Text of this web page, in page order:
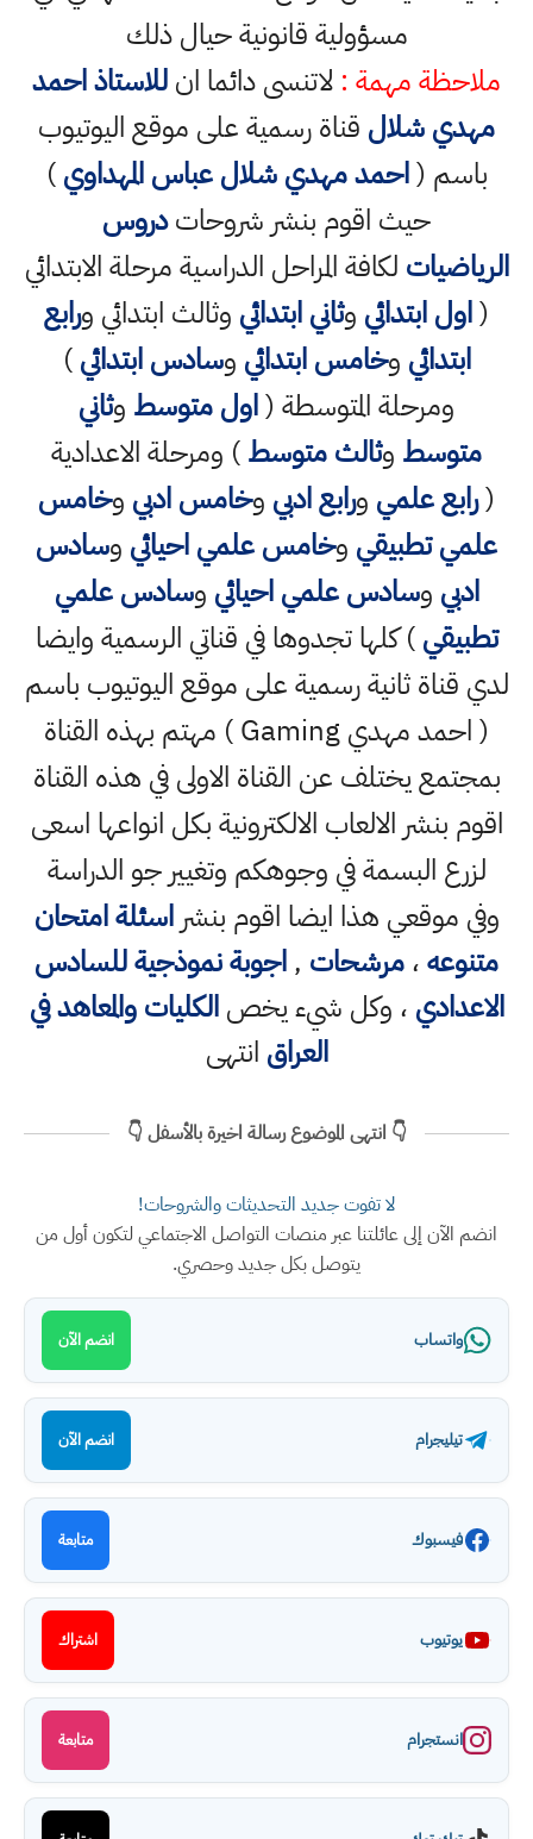
مسؤولية قانونية حيال ذلك
ملاحظة مهمة : لاتنسى دائما انللاستاذ احمد
مهدي شلال قناة رسمية على موقع اليوتيوب
باسم (احمد مهدي شلال عباس المهداوي)
حيث اقوم بنشر شروحاتدروس
الرياضيات لكافة المراحل الدراسية مرحلة الابتدائي
(اول ابتدائي وثاني ابتدائي وثالث ابتدائي ورابع
ابتدائي وخامس ابتدائي وسادس ابتدائي)
ومرحلة المتوسطة (اول متوسط وثاني
متوسط وثالث متوسط) ومرحلة الاعدادية
(رابع علمي ورابع ادبي وخامس ادبي وخامس
علمي تطبيقي وخامس علمي احيائي وسادس
ادبي وسادس علمي احيائي وسادس علمي
تطبيقي) كلها تجدوها في قناتي الرسمية وايضا
لدي قناة ثانية رسمية على موقع اليوتيوب باسم
( احمد مهدي Gaming ) مهتم بهذه القناة
بمجتمع يختلف عن القناة الاولى في هذه القناة
اقوم بنشر الالعاب الالكترونية بكل انواعها اسعى
لزرع البسمة في وجوهكم وتغيير جو الدراسة
وفي موقعي هذا ايضا اقوم بنشراسئلة امتحان
متنوعه،مرشحات ,اجوبة نموذجية للسادس
الاعدادي ، وكل شيء يخصالكليات والمعاهد في
العراق انتهى
👇 انتهى الموضوع رسالة اخيرة بالأسفل 👇
لا تفوت جديد التحديثات والشروحات!
انضم الآن إلى عائلتنا عبر منصات التواصل الاجتماعي لتكون أول من
يتوصل بكل جديد وحصري.
واتساب انضم الآن
تيليجرام انضم الآن
فيسبوك متابعة
يوتيوب اشتراك
انستجرام متابعة